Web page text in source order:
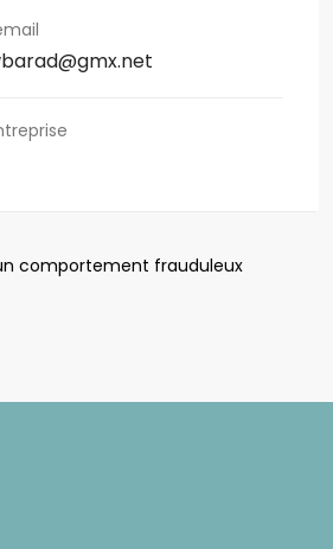
comportement frauduleux